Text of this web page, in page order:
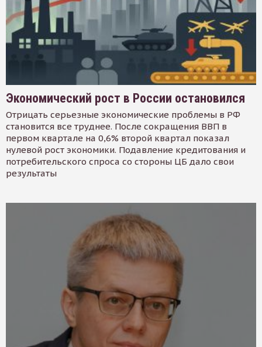
Экономический рост в России остановился
Отрицать серьезные экономические проблемы в РФ
становится все труднее. После сокращения ВВП в
первом квартале на 0,6% второй квартал показал
нулевой рост экономики. Подавление кредитования и
потребительского спроса со стороны ЦБ дало свои
результаты